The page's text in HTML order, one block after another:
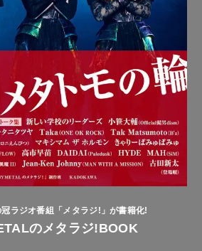
ラジオ番組「メタラジ!」が書籍化!
のメタラジ!BOOK